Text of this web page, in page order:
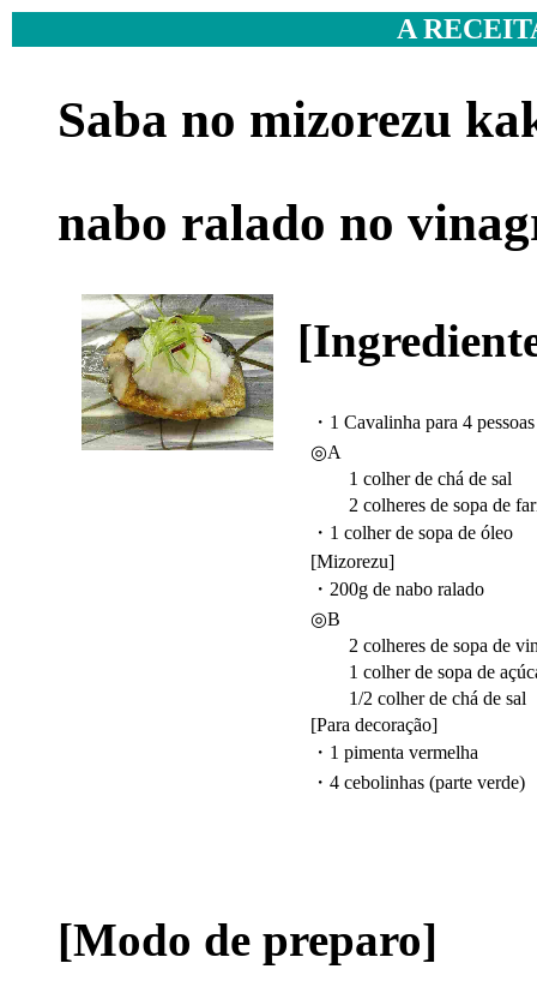
A
Saba no mizorezu
nabo ralado no
・1 Cavalinha para 4 pessoas
◎A
1 colher de chá de sal
2 colheres de sopa de
・1 colher de sopa de óleo
[Mizorezu]
・200g de nabo ralado
◎B
2 colheres de sopa de
1 colher de sopa de
1/2 colher de chá de sal
[Para decoração]
・1 pimenta vermelha
・4 cebolinhas (parte verde)
[Modo de preparo]